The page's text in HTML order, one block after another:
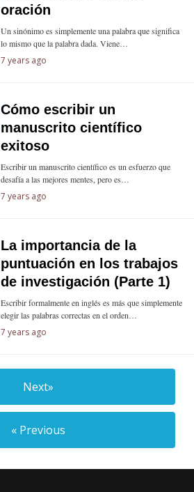
oración
Un sinónimo es simplemente una palabra que significa
lo mismo que la palabra dada. Viene…
7 years ago
Cómo escribir un
manuscrito científico
exitoso
Escribir un manuscrito científico es un esfuerzo que
desafía a las mejores mentes, pero es…
7 years ago
La importancia de la
puntuación en los trabajos
de investigación (Parte 1)
Escribir formalmente en inglés es más que simplemente
elegir las palabras correctas en el orden…
7 years ago
Next»
« Previous